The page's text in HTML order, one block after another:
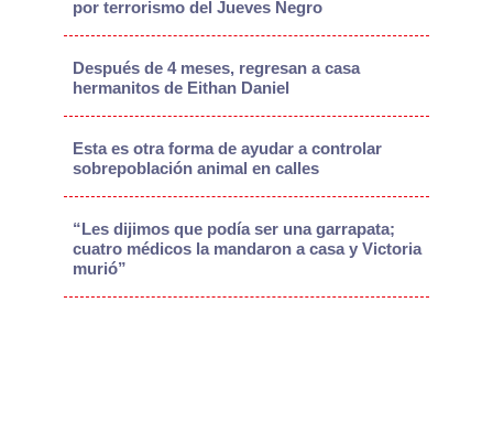
por terrorismo del Jueves Negro
Después de 4 meses, regresan a casa
hermanitos de Eithan Daniel
Esta es otra forma de ayudar a controlar
sobrepoblación animal en calles
“Les dijimos que podía ser una garrapata;
cuatro médicos la mandaron a casa y Victoria
murió”